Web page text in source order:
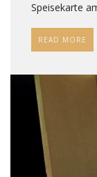
Speisekarte
READ MORE